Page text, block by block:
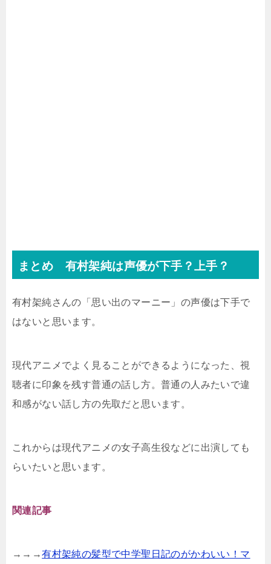
まとめ 有村架純は声優が下手？上手？
有村架純さんの「思い出のマーニー」の声優は下手で
はないと思います。
現代アニメでよく見ることができるようになった、視
聴者に印象を残す普通の話し方。普通の人みたいで違
和感がない話し方の先取だと思います。
これからは現代アニメの女子高生役などに出演しても
らいたいと思います。
関連記事
→→→有村架純の髪型で中学聖日記のがかわいい！マ